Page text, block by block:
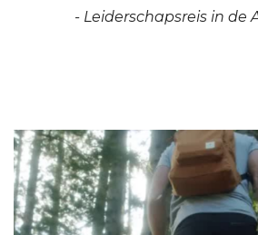
- Leiderschapsreis in de